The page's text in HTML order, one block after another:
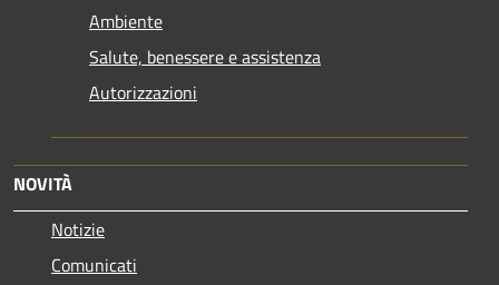
Ambiente
Salute, benessere e assistenza
Autorizzazioni
NOVITÀ
Notizie
Comunicati